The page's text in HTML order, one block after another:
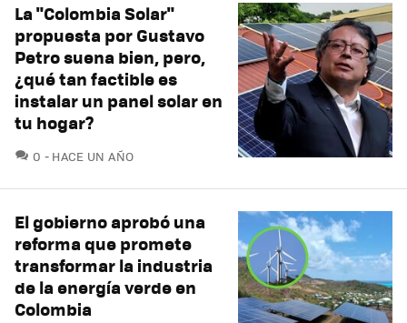
La "Colombia Solar"
propuesta por Gustavo
Petro suena bien, pero,
¿qué tan factible es
instalar un panel solar en
tu hogar?
0 COMENTARIOS
HACE UN AÑO
El gobierno aprobó una
reforma que promete
transformar la industria
de la energía verde en
Colombia